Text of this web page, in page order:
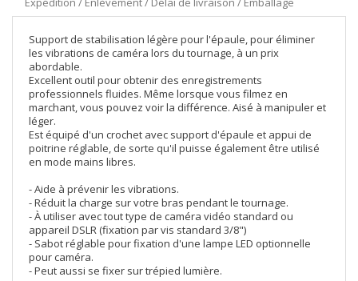
Support de stabilisation légère pour l'épaule, pour éliminer
les vibrations de caméra lors du tournage, à un prix
abordable.
Excellent outil pour obtenir des enregistrements
professionnels fluides. Même lorsque vous filmez en
marchant, vous pouvez voir la différence. Aisé à manipuler et
léger.
Est équipé d'un crochet avec support d'épaule et appui de
poitrine réglable, de sorte qu'il puisse également être utilisé
en mode mains libres.
- Aide à prévenir les vibrations.
- Réduit la charge sur votre bras pendant le tournage.
- À utiliser avec tout type de caméra vidéo standard ou
appareil DSLR (fixation par vis standard 3/8")
- Sabot réglable pour fixation d'une lampe LED optionnelle
pour caméra.
- Peut aussi se fixer sur trépied lumière.